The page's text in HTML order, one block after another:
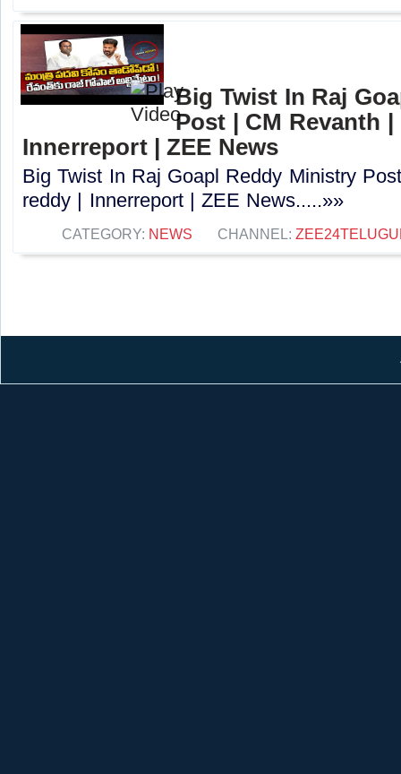
Big Twist In Raj
Post | CM Revanth
Innerreport | ZEE News
Big Twist In Raj Goapl Reddy Ministry
reddy | Innerreport | ZEE News.....»»
CATEGORY: NEWS CHANNEL: